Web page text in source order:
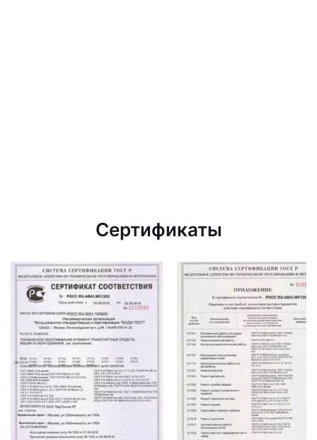
Сертификаты